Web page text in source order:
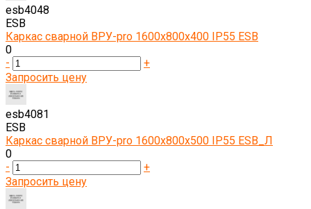
esb4048
ESB
Каркас сварной ВРУ-pro 1600х800х400 IP55 ESB
0
-
+
Запросить цену
esb4081
ESB
Каркас сварной ВРУ-pro 1600х800х500 IP55 ESB_Л
0
-
+
Запросить цену